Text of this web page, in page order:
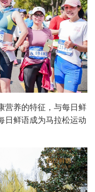
营养的特征，与每日鲜
日鲜语成为马拉松运动